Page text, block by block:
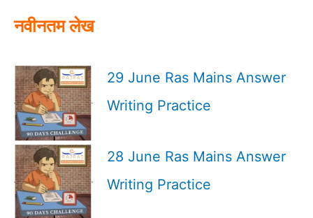
नवीनतम लेख
29 June Ras Mains Answer
Writing Practice
28 June Ras Mains Answer
Writing Practice